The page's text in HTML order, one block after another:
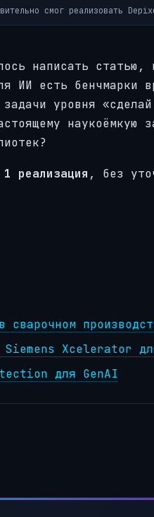
смог реализовать
написать
ИИ есть бенчмарки
уровня
наукоёмкую
реализация , без
сварочном
Xcelerator для
для GenAI